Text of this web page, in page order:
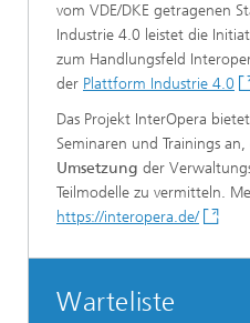
vom VDE/DKE getragenen
Industrie 4.0 leistet die
zum Handlungsfeld
der Plattform Industrie 4.0
Das Projekt InterOpera
Seminaren und Trainings an,
Umsetzung der
Teilmodelle zu vermitteln.
https://interopera.de/
Warteliste